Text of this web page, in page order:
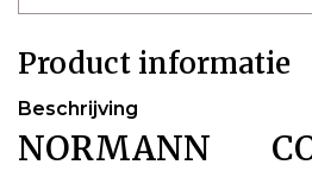
Product informatie
Beschrijving
NORMANN